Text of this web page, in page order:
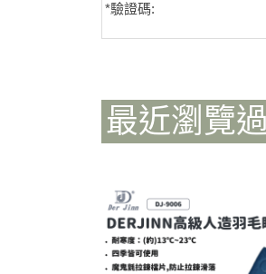
*驗證碼:
最近瀏覽